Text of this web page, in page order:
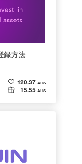
録方法
120.37 ALIS
15.55 ALIS